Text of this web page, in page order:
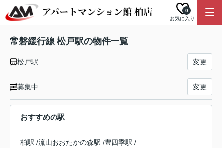
お気に入り
0
常磐緩行線 松戸駅の物件一覧
松戸駅 変更
募集中 変更
おすすめの駅
柏駅 /流山おおたかの森駅 /豊四季駅 /